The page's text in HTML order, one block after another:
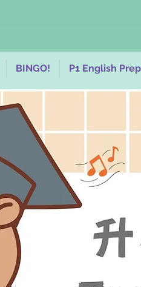
BINGO! P1 English Prep